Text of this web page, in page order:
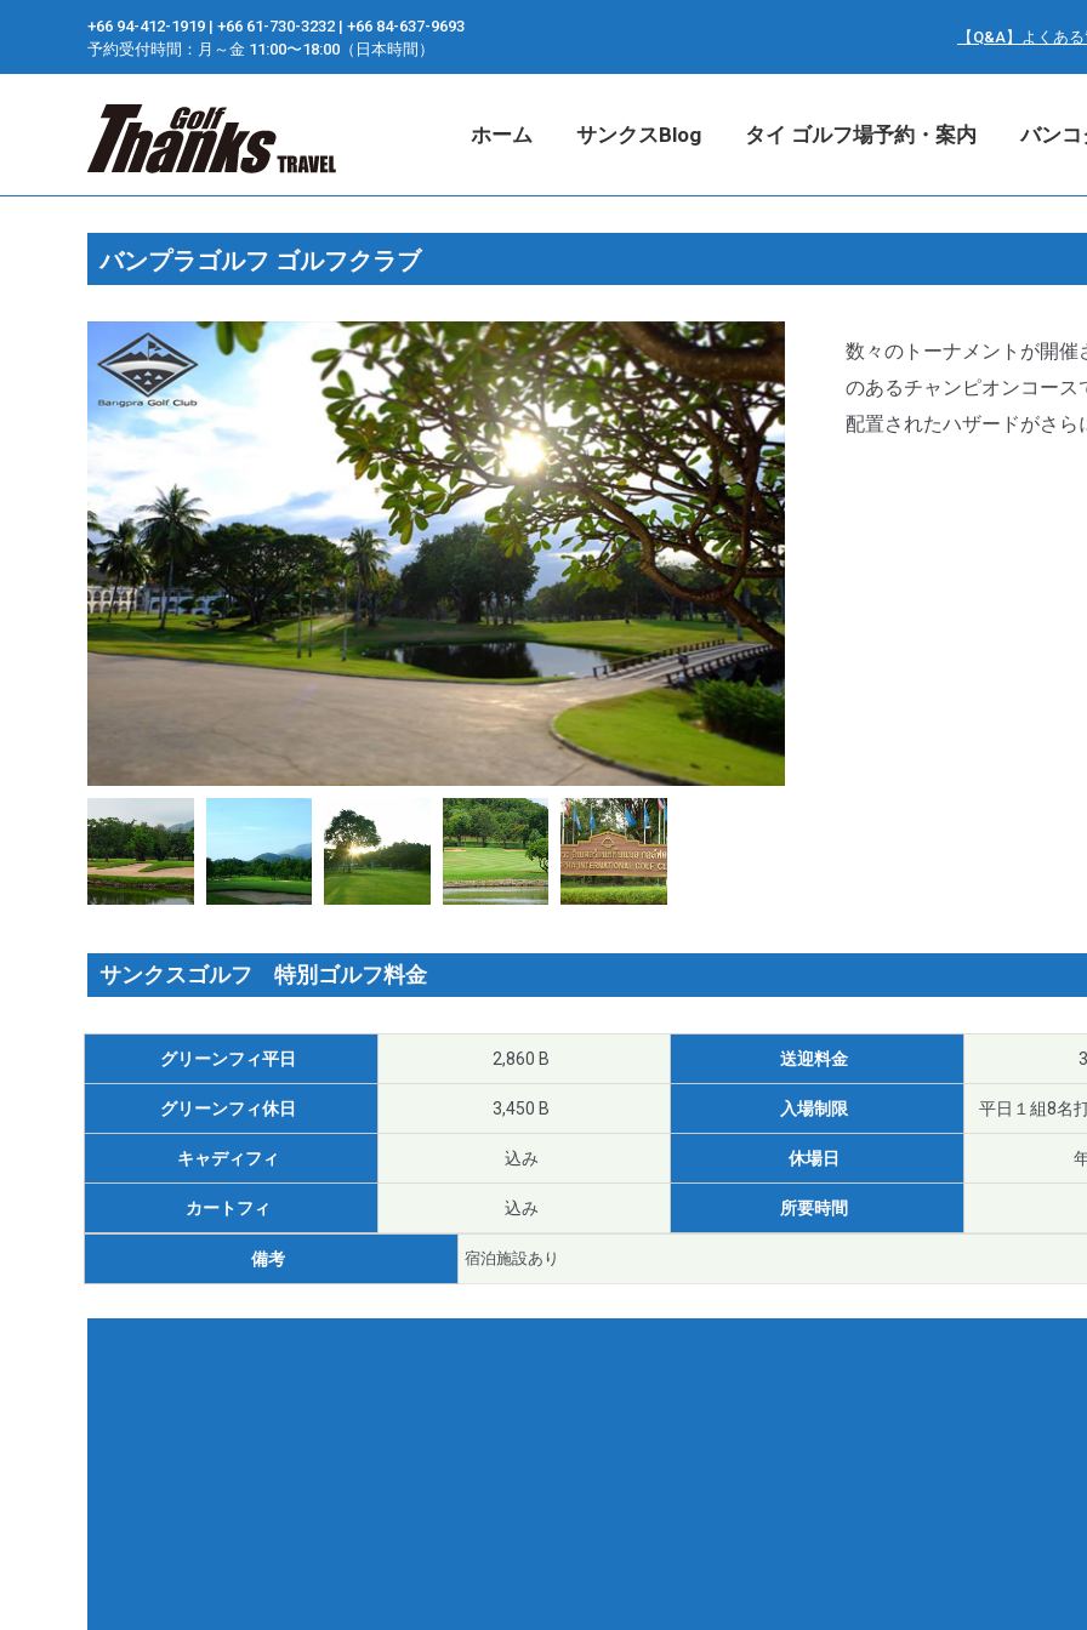
+66 94-412-1919 ​| +66 61-730-3232 ​| +66 84-637-9693
予約受付時間：月～金 11:00〜18:00（日本時間）
【Q&A】よくあ
ホーム サンクスBlog タイ ゴルフ場予約・案内 バン
バンプラゴルフ ゴルフクラブ
数々のトーナメントが開
のあるチャンピオンコー
配置されたハザードがさ
サンクスゴルフ 特別ゴルフ料金
グリーンフィ平日 2,860 B
グリーンフィ休日 3,450 B
キャディフィ 込み
カートフィ 込み
送迎料金
入場制限 平日１組8名
休場日
所要時間
備考 宿泊施設あり
タイ ゴルフ場予約・案内 バン